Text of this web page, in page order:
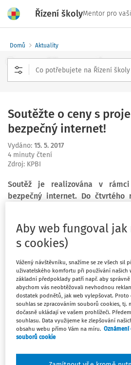
Řízení školyMentor pro
Domů Aktuality
Soutěžte o ceny s
bezpečný internet!
Vydáno: 15. 5. 2017
4 minuty čtení
Zdroj: KPBI
Soutěž je realizována v
bezpečný internet. Do
žáci a studenti základních a
Pro žáky a
studenty je
připraveno
devět e-learningových lekcí, na
znalostní kvíz. Po správném
z oblasti bezpečného chování na
zařazeni do losování o hodnotné
také mohou po absolvování
v Kvízu PLUS, který je určen
Aby web fungoval
s cookies)
Vážený návštěvníku, snažíme se ze všech sil
uživatelského komfortu při používání našich
základní předpoklady patří např. aby
abychom vás neobtěžovali nevhodnou
dostatek podnětů, jak web vylepšovat. Proto
souhlas se zpracováním souborů cookies, tj.
dočasně ukládají ve vašem prohlížeči.
souhlasu. Data využijeme ke zlepšování
obsahu webu přímo Vám na míru.
souborů cookie